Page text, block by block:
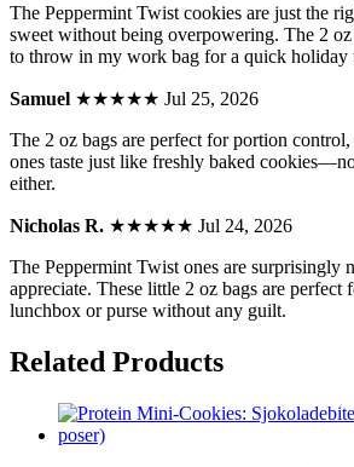
The Peppermint Twist cookies are just the
sweet without being overpowering. The 2 oz
to throw in my work bag for a quick holiday
Samuel ★★★★★ Jul 25, 2026
The 2 oz bags are perfect for portion
ones taste just like freshly baked
either.
Nicholas R. ★★★★★ Jul 24, 2026
The Peppermint Twist ones are surprisingly
appreciate. These little 2 oz bags are perfect
lunchbox or purse without any guilt.
Related Products